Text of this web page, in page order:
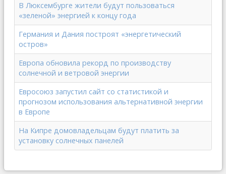
В Люксембурге жители будут пользоваться
«зеленой» энергией к концу года
Германия и Дания построят «энергетический
остров»
Европа обновила рекорд по производству
солнечной и ветровой энергии
Евросоюз запустил сайт со статистикой и
прогнозом использования альтернативной энергии
в Европе
На Кипре домовладельцам будут платить за
установку солнечных панелей